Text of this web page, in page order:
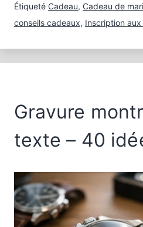
Étiqueté Cadeau, Cadeau de
conseils cadeaux, Inscription
Gravure
texte – 40